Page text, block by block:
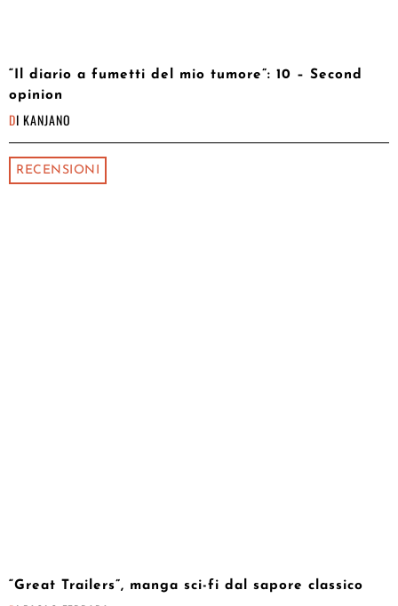
“Il diario a fumetti del mio tumore”: 10 – Second
opinion
DI KANJANO
RECENSIONI
“Great Trailers”, manga sci-fi dal sapore classico